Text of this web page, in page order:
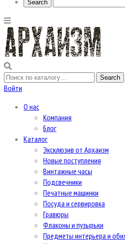
Войти
О нас
Компания
Блог
Каталог
Эксклюзив от Архаизм
Новые поступления
Винтажные часы
Подсвечники
Печатные машинки
Посуда и сервировка
Гравюры
Флаконы и пузырьки
Предметы интерьера и